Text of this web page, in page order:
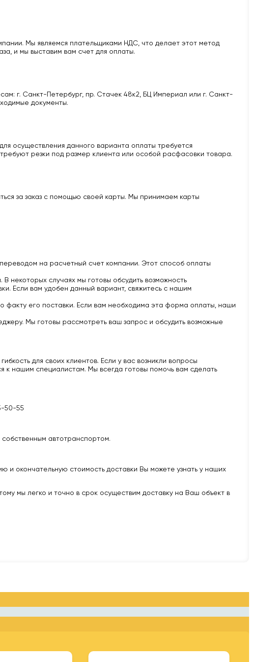
Мы являемся плательщиками НДС, что делает этот метод
и мы выставим вам счет для оплаты.
г. Санкт-Петербург, пр. Стачек 48к2, БЦ Империал или г. Санкт-
документы.
осуществления данного варианта оплаты требуется
резки под размер клиента или особой расфасовки товара.
за заказ с помощью своей карты. Мы принимаем карты
на расчетный счет компании. Этот способ оплаты
некоторых случаях мы готовы обсудить возможность
Если вам удобен данный вариант, свяжитесь с нашим
факту его поставки. Если вам необходима эта форма оплаты, наши
Мы готовы рассмотреть ваш запрос и обсудить возможные
для своих клиентов. Если у вас возникли вопросы
к нашим специалистам. Мы всегда готовы помочь вам сделать
50-55
автотранспортом.
и окончательную стоимость доставки Вы можете узнать у наших
мы легко и точно в срок осуществим доставку на Ваш объект в